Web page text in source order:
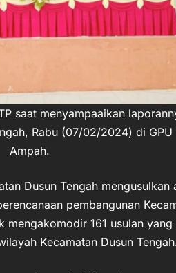
saat menyampaaikan
Rabu (07/02/2024) di
Ampah.
Dusun Tengah mengusulkan
pembangunan
mengakomodir 161 usulan
Kecamatan Dusun